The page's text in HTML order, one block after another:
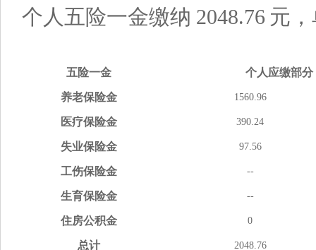
个人五险一金缴纳 2048.76 元
五险一金 个人应缴部分
养老保险金 1560.96
医疗保险金 390.24
失业保险金 97.56
工伤保险金 --
生育保险金 --
住房公积金 0
总计 2048.76